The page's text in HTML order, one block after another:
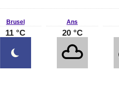
Brusel
11 °C
Ans
20 °C